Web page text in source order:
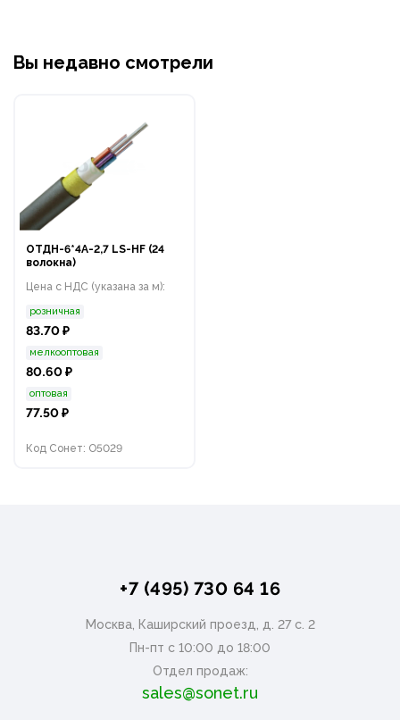
Вы недавно смотрели
ОТДН-6*4А-2,7 LS-HF (24
волокна)
Цена с НДС (указана за м):
розничная
83.70 ₽
мелкооптовая
80.60 ₽
оптовая
77.50 ₽
Код Сонет: O5029
+7 (495) 730 64 16
Москва, Каширский проезд, д. 27 с. 2
Пн-пт с 10:00 до 18:00
Отдел продаж:
sales@sonet.ru